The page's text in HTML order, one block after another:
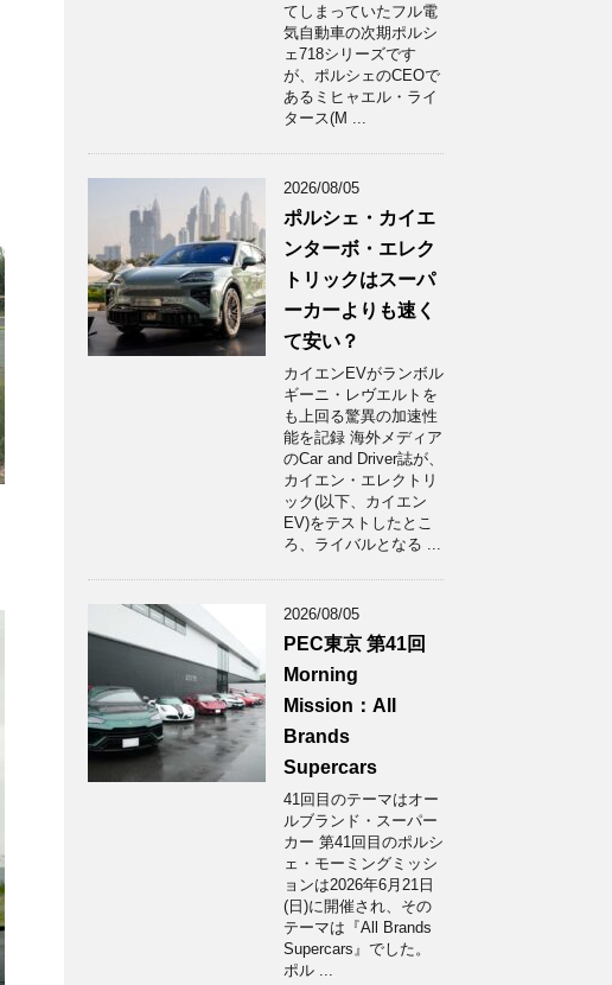
てしまっていたフル電
気自動車の次期ポルシ
ェ718シリーズです
が、ポルシェのCEOで
あるミヒャエル・ライ
タース(M ...
2026/08/05
ポルシェ・カイエ
ンターボ・エレク
トリックはスーパ
ーカーよりも速く
て安い？
カイエンEVがランボル
ギーニ・レヴエルトを
も上回る驚異の加速性
能を記録 海外メディア
のCar and Driver誌が、
カイエン・エレクトリ
ック(以下、カイエン
EV)をテストしたとこ
ろ、ライバルとなる ...
2026/08/05
PEC東京 第41回
Morning
Mission：All
Brands
Supercars
41回目のテーマはオー
ルブランド・スーパー
カー 第41回目のポルシ
ェ・モーミングミッシ
ョンは2026年6月21日
(日)に開催され、その
テーマは『All Brands
Supercars』でした。
ポル ...